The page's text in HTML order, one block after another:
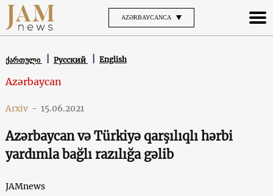
AZƏRBAYCANCA
ქართული Русский English
Azərbaycan
Arxiv - 15.06.2021
Azərbaycan və Türkiyə qarşılıqlı hərbi
yardımla bağlı razılığa gəlib
JAMnews